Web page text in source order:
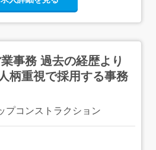
事務 過去の経歴より
柄重視で採用する事務
プコンストラクション